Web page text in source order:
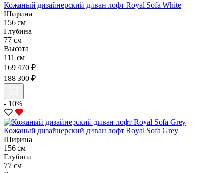
Кожаный дизайнерский диван лофт Royal Sofa White
Ширина
156 см
Глубина
77 см
Высота
111 см
169 470 ₽
188 300 ₽
- 10%
Кожаный дизайнерский диван лофт Royal Sofa Grey
Ширина
156 см
Глубина
77 см